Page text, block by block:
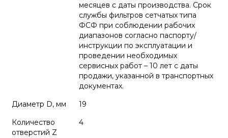
месяцев с даты производства. Срок
службы фильтров сетчатых типа
ФСФ при соблюдении рабочих
диапазонов согласно паспорту/
инструкции по эксплуатации и
проведении необходимых
сервисных работ – 10 лет с даты
продажи, указанной в транспортных
документах.
Диаметр D, мм
19
Количество
отверстий Z
4